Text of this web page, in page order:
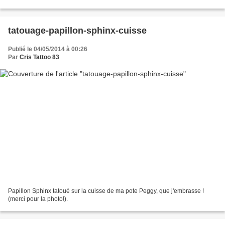
tatouage-papillon-sphinx-cuisse
Publié le 04/05/2014 à 00:26
Par Cris Tattoo 83
Papillon Sphinx tatoué sur la cuisse de ma pote Peggy, que j'embrasse !
(merci pour la photo!).